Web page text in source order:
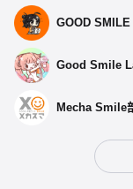
GOOD SMILE
Good Smile
Mecha Smile